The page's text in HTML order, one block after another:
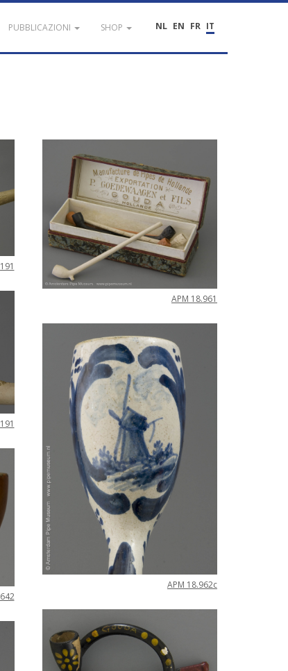
NL EN FR IT
PUBBLICAZIONI SHOP
191
191
642
APM 18.961
APM 18.962c